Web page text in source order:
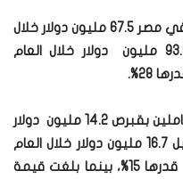
وبلغت قيمة الاستثمارات القبرصية في مصر 67.5 مليون دولار خلال
العام المالي 2021/2022 مقابل 93.8 مليون دولار خلال العام
وسجلت قيمة تحويلات المصريين العاملين بقبرص 14.2 مليون دولار
خلال العام المالي 2020 / 2021 مقابل 16.7 مليون دولار خلال العام
المالي 2019 / 2020 بنسبة انخفاض قدرها 15%، بينما بلغت قيمة